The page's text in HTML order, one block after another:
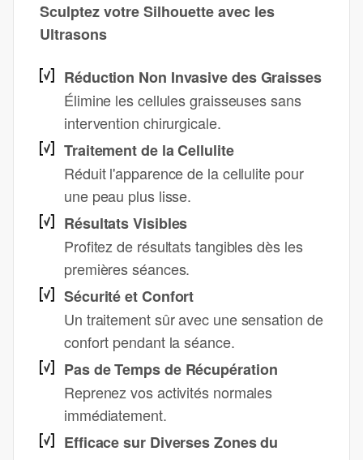
Sculptez votre Silhouette avec les
Ultrasons
Réduction Non Invasive des Graisses
Élimine les cellules graisseuses sans
intervention chirurgicale.
Traitement de la Cellulite
Réduit l'apparence de la cellulite pour
une peau plus lisse.
Résultats Visibles
Profitez de résultats tangibles dès les
premières séances.
Sécurité et Confort
Un traitement sûr avec une sensation de
confort pendant la séance.
Pas de Temps de Récupération
Reprenez vos activités normales
immédiatement.
Efficace sur Diverses Zones du